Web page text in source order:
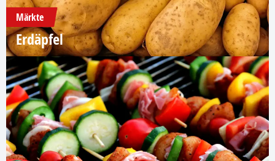
Märkte
Erdäpfel